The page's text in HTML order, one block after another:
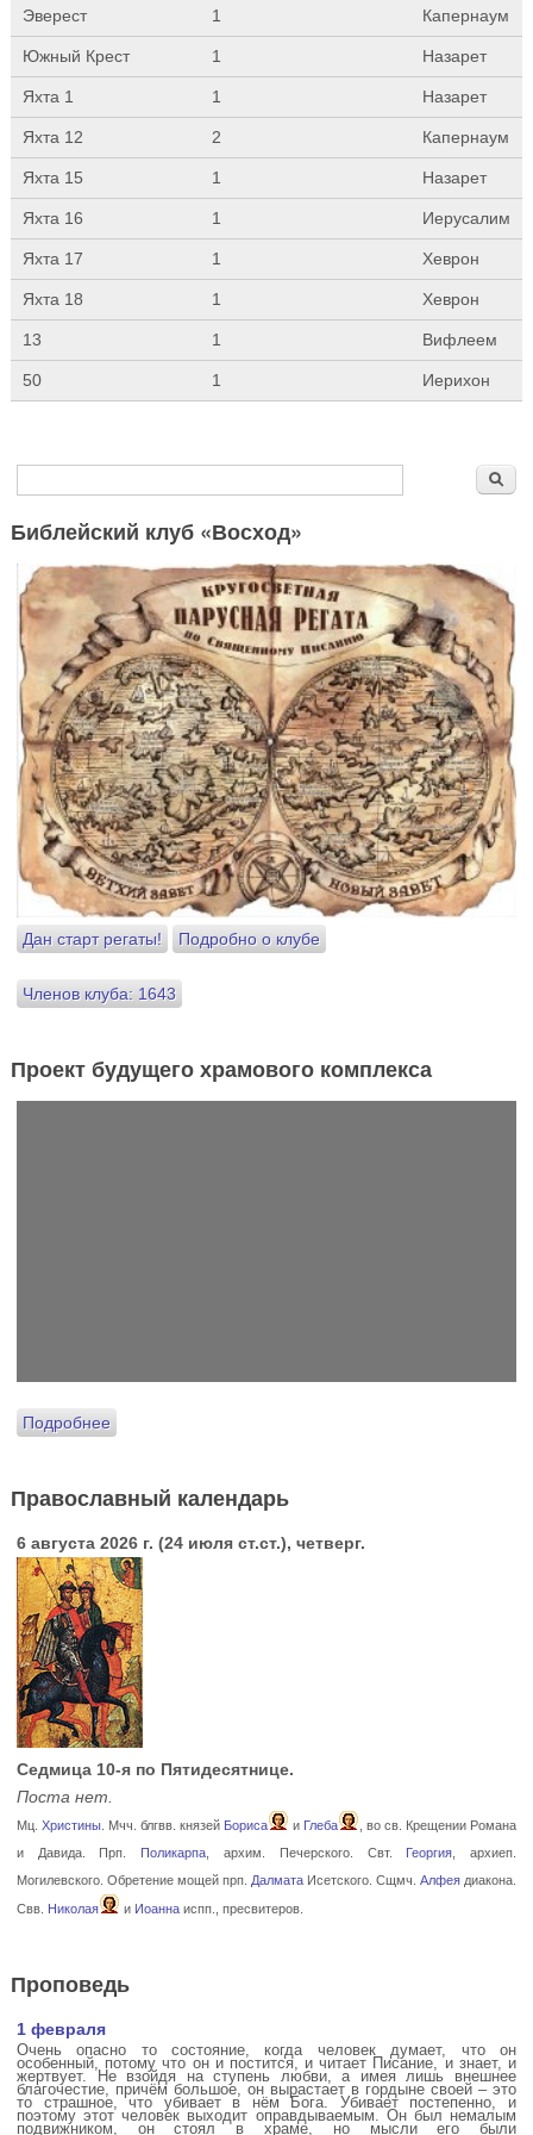
Эверест 1 Капернаум
Южный Крест 1 Назарет
Яхта 1 1 Назарет
Яхта 12 2 Капернаум
Яхта 15 1 Назарет
Яхта 16 1 Иерусалим
Яхта 17 1 Хеврон
Яхта 18 1 Хеврон
13 1 Вифлеем
50 1 Иерихон
Форма поиска
Библейский клуб «Восход»
Дан старт регаты! Подробно о клубе
Членов клуба: 1643
Проект будущего храмового комплекса
Подробнее
Православный календарь
6 августа 2026 г. (24 июля ст.ст.), четверг.
Седмица 10-я по Пятидесятнице.
Поста нет.
Мц. Христины. Мчч. блгвв. князей Бориса и Глеба
, во св. Крещении Романа
и Давида. Прп. Поликарпа , архим. Печерского. Свт. Георгия , архиеп.
Могилевского. Обретение мощей прп. Далмата Исетского. Сщмч.Алфея диакона.
Свв. Николая и Иоаннаиспп., пресвитеров.
Проповедь
1 февраля
Очень опасно то состояние, когда человек думает, что он
особенный, потому что он и постится, и читает Писание, и знает, и
жертвует. Не взойдя на ступень любви, а имея лишь внешнее
благочестие, причём большое, он вырастает в гордыне своей – это
то страшное, что убивает в нём Бога. Убивает постепенно, и
поэтому этот человек выходит оправдываемым. Он был немалым
подвижником, он стоял в храме, но мысли его были